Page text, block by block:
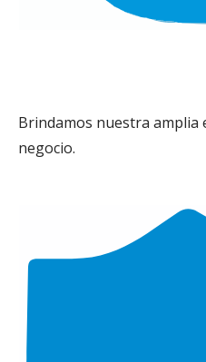
Brindamos nuestra amplia
negocio.